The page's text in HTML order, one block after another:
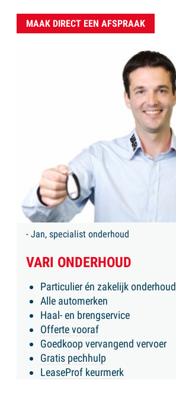
MAAK DIRECT EEN AFSPRAAK
- Jan, specialist onderhoud
VARI ONDERHOUD
Particulier én zakelijk onderhoud
Alle automerken
Haal- en brengservice
Offerte vooraf
Goedkoop vervangend vervoer
Gratis pechhulp
LeaseProf keurmerk